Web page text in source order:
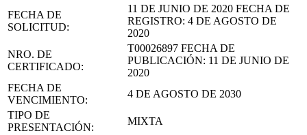
FECHA DE
SOLICITUD:
11 DE JUNIO DE 2020 FECHA DE
REGISTRO: 4 DE AGOSTO DE
2020
NRO. DE
CERTIFICADO:
T00026897 FECHA DE
PUBLICACIÓN: 11 DE JUNIO DE
2020
FECHA DE
VENCIMIENTO:
4 DE AGOSTO DE 2030
TIPO DE
PRESENTACIÓN:
MIXTA